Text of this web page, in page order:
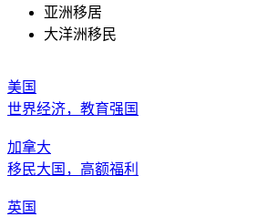
亚洲移居
大洋洲移民
美国
世界经济，教育强国
加拿大
移民大国，高额福利
英国